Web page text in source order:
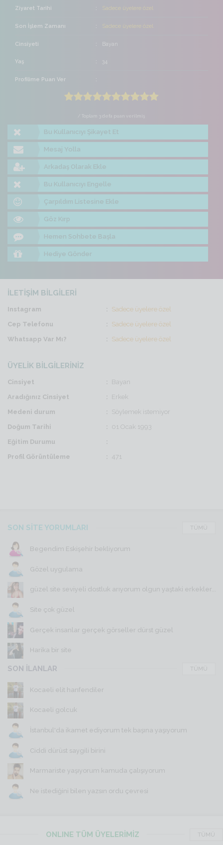
Ziyaret Tarihi Sadece üyelere özel
Son İşlem Zamanı Sadece üyelere özel
Cinsiyeti Bayan
Yaş 34
Profilime Puan Ver
/ Toplam 3 defa puan verilmiş
Bu Kullanıcıyı Şikayet Et
Mesaj Yolla
Arkadaş Olarak Ekle
Bu Kullanıcıyı Engelle
Çarpıldım Listesine Ekle
Göz Kırp
Hemen Sohbete Başla
Hediye Gönder
İLETİŞİM BİLGİLERİ
Instagram
Sadece üyelere özel
Cep Telefonu
Sadece üyelere özel
Whatsapp Var Mı?
Sadece üyelere özel
ÜYELİK BİLGİLERİNİZ
Cinsiyet
Bayan
Aradığınız Cinsiyet
Erkek
Medeni durum
Söylemek istemiyor
Doğum Tarihi
01 Ocak 1993
Eğitim Durumu
Profil Görüntüleme
471
SON SİTE YORUMLARI TÜMÜ
Begendim Eskişehir bekliyorum
Gözel uygulama
güzel site seviyeli dostluk arıyorum olgun yaştaki erkekler...
Site çok güzel
Gerçek insanlar gerçek görseller dürst güzel
Harika bir site
SON İLANLAR TÜMÜ
Kocaeli elit hanfendiler
Kocaeli golcuk
İstanbul'da ikamet ediyorum tek başına yaşıyorum
Ciddi dürüst saygili birini
Marmariste yaşıyorum kamuda çalışıyorum
Ne istediğini bilen yazsın ordu çevresi
ONLINE TÜM ÜYELERİMİZ TÜMÜ